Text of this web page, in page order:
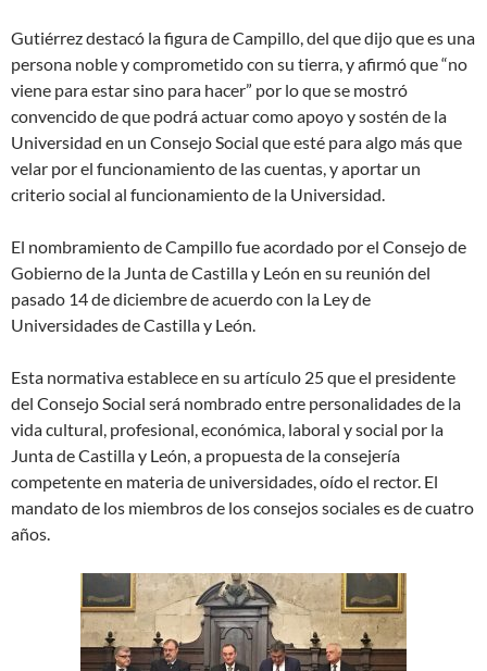
Gutiérrez destacó la figura de Campillo, del que dijo que es una
persona noble y comprometido con su tierra, y afirmó que “no
viene para estar sino para hacer” por lo que se mostró
convencido de que podrá actuar como apoyo y sostén de la
Universidad en un Consejo Social que esté para algo más que
velar por el funcionamiento de las cuentas, y aportar un
criterio social al funcionamiento de la Universidad.
El nombramiento de Campillo fue acordado por el Consejo de
Gobierno de la Junta de Castilla y León en su reunión del
pasado 14 de diciembre de acuerdo con la Ley de
Universidades de Castilla y León.
Esta normativa establece en su artículo 25 que el presidente
del Consejo Social será nombrado entre personalidades de la
vida cultural, profesional, económica, laboral y social por la
Junta de Castilla y León, a propuesta de la consejería
competente en materia de universidades, oído el rector. El
mandato de los miembros de los consejos sociales es de cuatro
años.